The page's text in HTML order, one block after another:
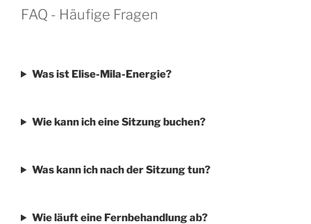
FAQ - Häufige Fragen
Was ist Elise-Mila-Energie?
Wie kann ich eine Sitzung buchen?
Was kann ich nach der Sitzung tun?
Wie läuft eine Fernbehandlung ab?